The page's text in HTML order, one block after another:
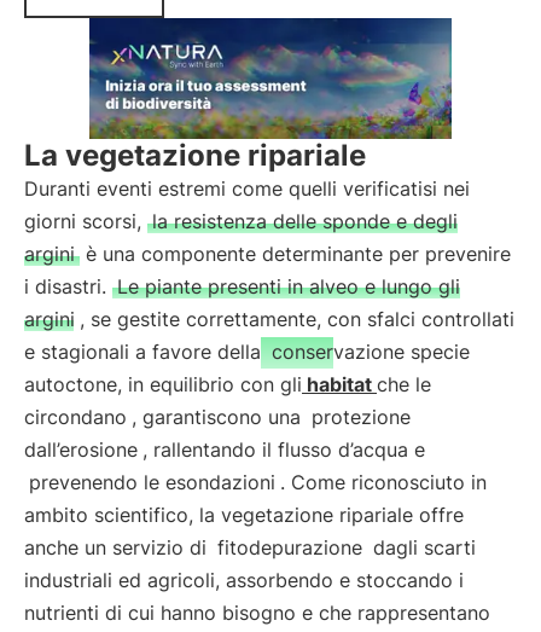
La vegetazione ripariale
Duranti eventi estremi come quelli verificatisi nei
giorni scorsi, la resistenza delle sponde e degli
argini è una componente determinante per prevenire
i disastri. Le piante presenti in alveo e lungo gli
argini , se gestite correttamente, con sfalci controllati
e stagionali a favore della conservazione specie
autoctone, in equilibrio con gli habitat che le
circondano , garantiscono una protezione
dall’erosione , rallentando il flusso d’acqua e
prevenendo le esondazioni . Come riconosciuto in
ambito scientifico, la vegetazione ripariale offre
anche un servizio di fitodepurazione dagli scarti
industriali ed agricoli, assorbendo e stoccando i
nutrienti di cui hanno bisogno e che rappresentano